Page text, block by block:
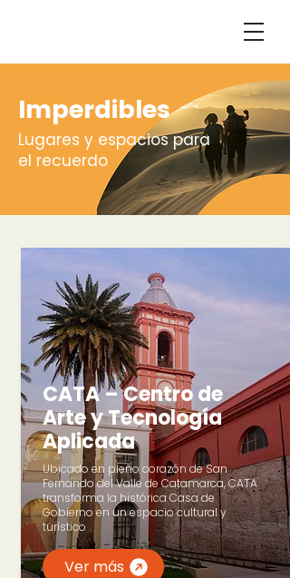
Imperdibles
Lugares y espacios para
el recuerdo
CATA – Centro de
Arte y Tecnología
Aplicada
Ubicado en pleno corazón de San
Fernando del Valle de Catamarca, CATA
transforma la histórica Casa de
Gobierno en un espacio cultural y
turístico
Ver más